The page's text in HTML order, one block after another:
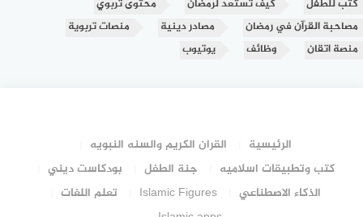
كتب للطفل
كيف تستعد لرمضان
محتوى تربوي
مصاحبة القرآن في رمضان
مصادر دينية
منصات تربوية
منصة اتقان
وظائف يوتيوب
الرئيسية
القران الكريم والسنه النبويه
كتب وتطبيقات اسلاميه
جنة الطفل
بودكاست ديني
الذكاء الاصطناعي
Islamic Figures
تعلم اللغات